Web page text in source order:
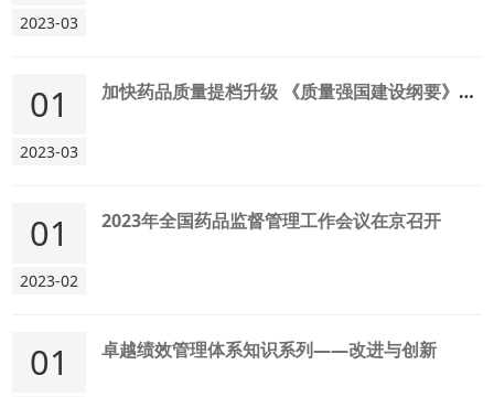
2023-03
01
2023-03
加快药品质量提档升级 《质量强国建设纲要》发布
01
2023-02
2023年全国药品监督管理工作会议在京召开
01 卓越绩效管理体系知识系列——改进与创新